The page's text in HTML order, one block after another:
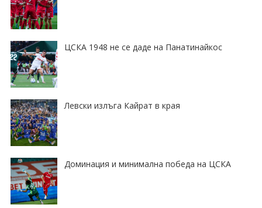
ЦСКА 1948 не се даде на Панатинайкос
Левски излъга Кайрат в края
Доминация и минимална победа на ЦСКА